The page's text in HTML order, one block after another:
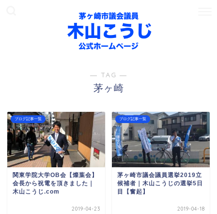
― TAG ―
茅ヶ崎
ブログ記事一覧
関東学院大学OB会【燦葉会】
会長から祝電を頂きました｜
木山こうじ.com
2019-04-23
ブログ記事一覧
茅ヶ崎市議会議員選挙2019立
候補者｜木山こうじの選挙5日
目【奮起】
2019-04-18